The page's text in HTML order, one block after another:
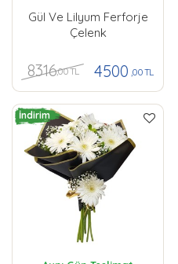
Gül Ve Lilyum Ferforje
Çelenk
8316,00 TL 4500 ,00 TL
İndirim